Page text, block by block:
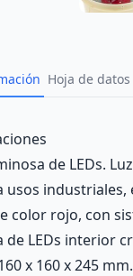
Hoja de datos
de LEDs.
usos industriales,
color rojo, con
de LEDs interior
x 160 x 245